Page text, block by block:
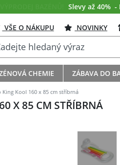
Slevy až 40% -
VŠE O NÁKUPU NOVINKY
CHEMIE ZÁBAVA DO
Kool 160 x 85 cm stříbrná
X 85 CM STŘÍBRNÁ